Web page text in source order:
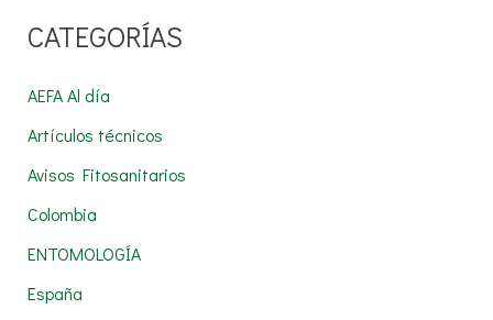
s
r
p
o
r
:
CATEGORÍAS
AEFA Al día
Artículos técnicos
Avisos Fitosanitarios
Colombia
ENTOMOLOGÍA
España